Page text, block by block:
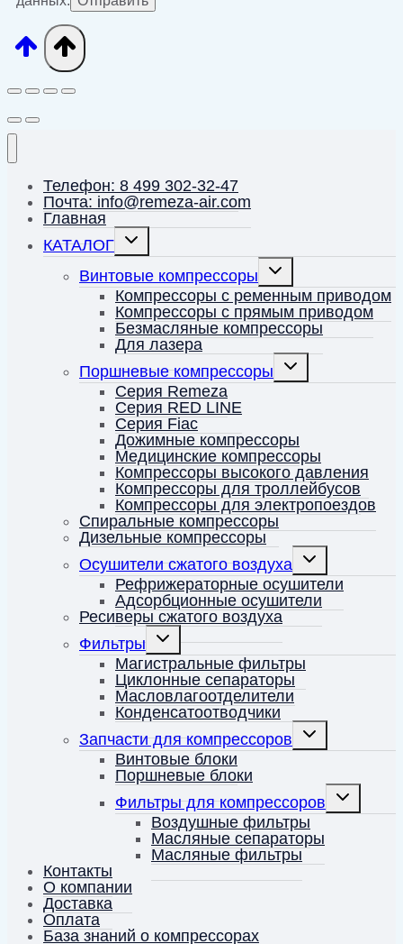
Телефон: 8 499 302-32-47
Почта: info@remeza-air.com
Главная
КАТАЛОГ
Переключить
Винтовые компрессоры
Переключить
меню
Компрессоры с ременным приводом
Компрессоры с прямым приводом
Безмасляные компрессоры
Для лазера
Поршневые компрессоры
Переключить
Серия Remeza
Серия RED LINE
Серия Fiac
Дожимные компрессоры
Медицинские компрессоры
Компрессоры высокого давления
Компрессоры для троллейбусов
Компрессоры для электропоездов
Спиральные компрессоры
Дизельные компрессоры
Осушители сжатого воздуха
Переключить
меню
Рефрижераторные осушители
Адсорбционные осушители
Ресиверы сжатого воздуха
Фильтры
Переключить
дочернее
меню
Магистральные фильтры
Циклонные сепараторы
Масловлагоотделители
Конденсатоотводчики
Запчасти для компрессоров
Переключить
Винтовые блоки
Поршневые блоки
Фильтры для компрессоров
Переключить
Воздушные фильтры
Масляные сепараторы
Масляные фильтры
Контакты
О компании
Доставка
Оплата
База знаний о компрессорах